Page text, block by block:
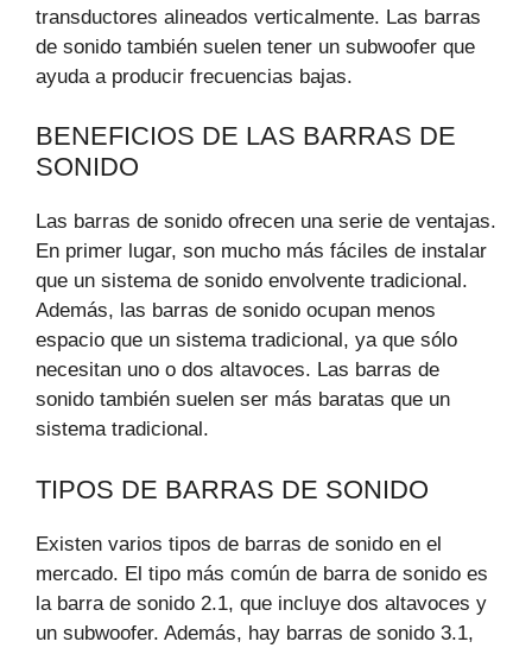
transductores alineados verticalmente. Las barras
de sonido también suelen tener un subwoofer que
ayuda a producir frecuencias bajas.
BENEFICIOS DE LAS BARRAS DE
SONIDO
Las barras de sonido ofrecen una serie de ventajas.
En primer lugar, son mucho más fáciles de instalar
que un sistema de sonido envolvente tradicional.
Además, las barras de sonido ocupan menos
espacio que un sistema tradicional, ya que sólo
necesitan uno o dos altavoces. Las barras de
sonido también suelen ser más baratas que un
sistema tradicional.
TIPOS DE BARRAS DE SONIDO
Existen varios tipos de barras de sonido en el
mercado. El tipo más común de barra de sonido es
la barra de sonido 2.1, que incluye dos altavoces y
un subwoofer. Además, hay barras de sonido 3.1,